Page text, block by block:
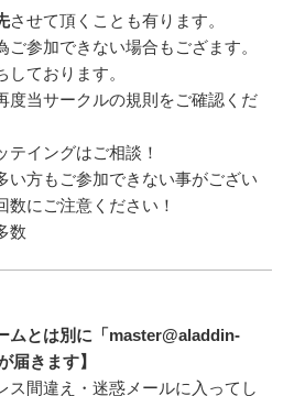
させて頂くことも有ります。
ご参加できない場合もござます。
ております。
度当サークルの規則をご確認くだ
テイングはご相談！
い方もご参加できない事がござい
数にご注意ください！
数
ムとは別に「master@aladdin-
届きます】
ス間違え・迷惑メールに入ってし